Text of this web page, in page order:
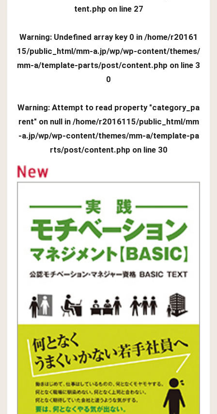
tent.php on line 27
Warning: Undefined array key 0 in /home/r20161
15/public_html/mm-a.jp/wp/wp-content/themes/
mm-a/template-parts/post/content.php on line 3
0
Warning: Attempt to read property "category_pa
rent" on null in /home/r2016115/public_html/mm
-a.jp/wp/wp-content/themes/mm-a/template-pa
rts/post/content.php on line 30